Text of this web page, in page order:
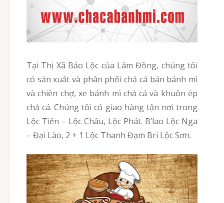
Tại Thị Xã Bảo Lộc của Lâm Đồng, chúng tôi
có sản xuất và phân phối chả cá bán bánh mì
và chiên chợ, xe bánh mì chả cá và khuôn ép
chả cá. Chúng tôi có giao hàng tận nơi trong
Lộc Tiến – Lộc Châu, Lộc Phát. B’lao Lộc Nga
– Đại Lào, 2 + 1 Lộc Thanh Đạm Bri Lộc Sơn.